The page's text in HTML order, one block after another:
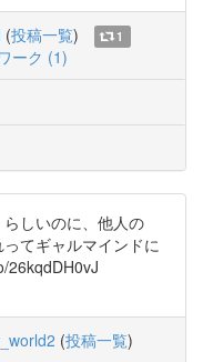
(投稿一覧)
1
ーク (1)
しいのに、他人の
てギャルマインドに
26kqdDH0vJ
(投稿一覧)